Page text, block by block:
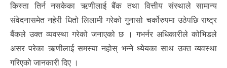
किस्ता तिर्न नसकेका ऋणीलाई बैंक तथा वित्तीय संस्थाले सामान्य
संवेदनासमेत नहेरी धितो लिलामी गरेको गुनासो चर्कोरुपमा उठेपछि राष्ट्र
बैंकले उक्त व्यवस्था गरेको जनाएको छ । गभर्नर अधिकारीले कोभिडले
असर परेका ऋणीलाई समस्या नहोस् भन्ने ध्येयका साथ उक्त व्यवस्था
गरिएको जानकारी दिए ।